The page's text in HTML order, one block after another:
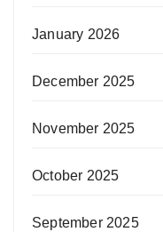
January 2026
December 2025
November 2025
October 2025
September 2025